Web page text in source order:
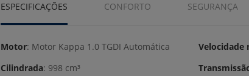
ESPECIFICAÇÕES CONFORTO SEGURANÇA
Motor : Motor Kappa 1.0 TGDI Automática
Cilindrada : 998 cm³
Velocidade